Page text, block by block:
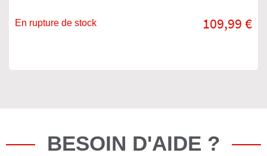
En rupture de stock 109,99 €
BESOIN D'AIDE ?